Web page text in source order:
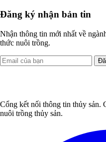
Đăng ký nhận bản tin
Nhận thông tin mới nhất về
thức nuôi trồng.
Cổng kết nối thông tin thủy sản.
nuôi trồng thủy sản.